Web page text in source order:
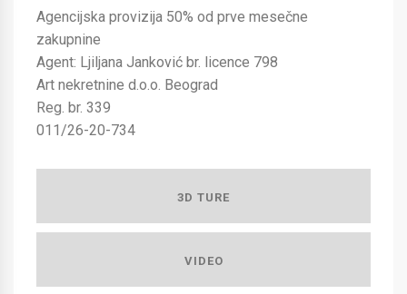
Agencijska provizija 50% od prve mesečne
zakupnine
Agent: Ljiljana Janković br. licence 798
Art nekretnine d.o.o. Beograd
Reg. br. 339
011/26-20-734
3D TURE
VIDEO